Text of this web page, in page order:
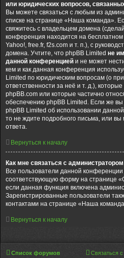
или юридических вопросов,
Вы можете связаться с любым из
списке на странице «Наша команда».
свяжитесь с владельцем домена
конференция находится на
Yahoo!, free.fr, f2s.com и т. п.), с
домена. Учтите, что phpBB Limited не
данной конференцией и не может
кем и как данная конференция
Limited по юридическим вопросам (о
ответственности за неё и т. д.), которые
phpBB.com или которые частично
обеспечению phpBB Limited. Если же
phpBB Limited об использовании
то не ждите подробного письма, или
ответа.
Вернуться к началу
Как мне связаться с
Все пользователи данной конференции
соответствующую форму на странице
если данная функция включена
Зарегистрированные пользователи
контактами на странице «Наша
Вернуться к началу
Список форумов Связаться